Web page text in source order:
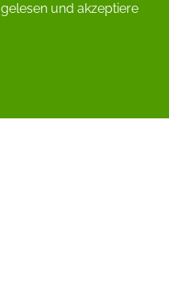
gelesen und akzeptiere